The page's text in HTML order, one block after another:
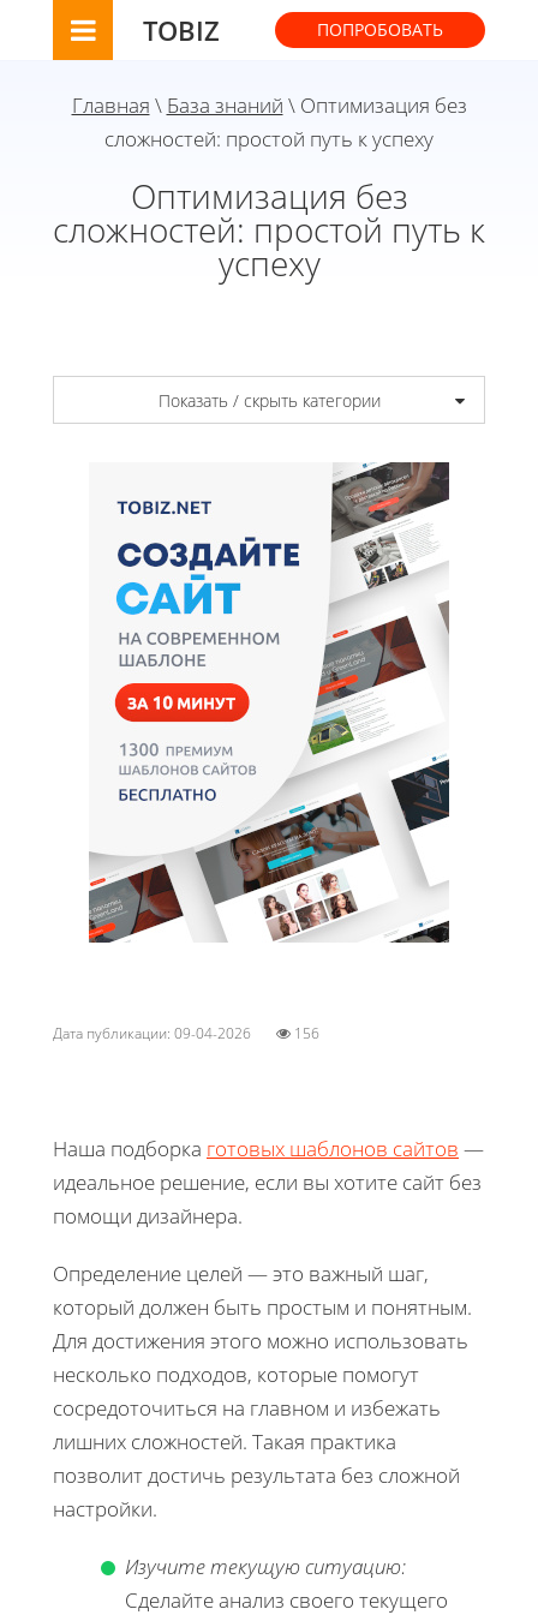
TOBIZ ПОПРОБОВАТЬ
Главная \ База знаний \ Оптимизация без
сложностей: простой путь к успеху
Оптимизация без
сложностей: простой путь к
успеху
Показать / скрыть категории
Дата публикации: 09-04-2026 156
Наша подборка готовых шаблонов сайтов —
идеальное решение, если вы хотите сайт без
помощи дизайнера.
Определение целей — это важный шаг,
который должен быть простым и понятным.
Для достижения этого можно использовать
несколько подходов, которые помогут
сосредоточиться на главном и избежать
лишних сложностей. Такая практика
позволит достичь результата без сложной
настройки.
Изучите текущую ситуацию:
Сделайте анализ своего текущего